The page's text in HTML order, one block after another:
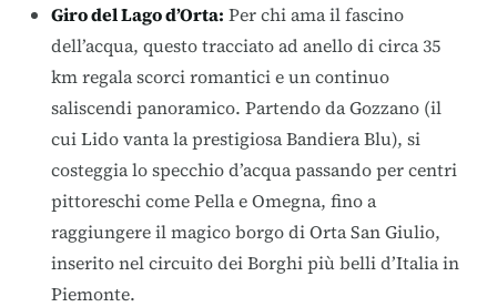
Giro del Lago d’Orta: Per chi ama il fascino
dell’acqua, questo tracciato ad anello di circa 35
km regala scorci romantici e un continuo
saliscendi panoramico. Partendo da Gozzano (il
cui Lido vanta la prestigiosa Bandiera Blu), si
costeggia lo specchio d’acqua passando per centri
pittoreschi come Pella e Omegna, fino a
raggiungere il magico borgo di Orta San Giulio,
inserito nel circuito dei Borghi più belli d’Italia in
Piemonte.